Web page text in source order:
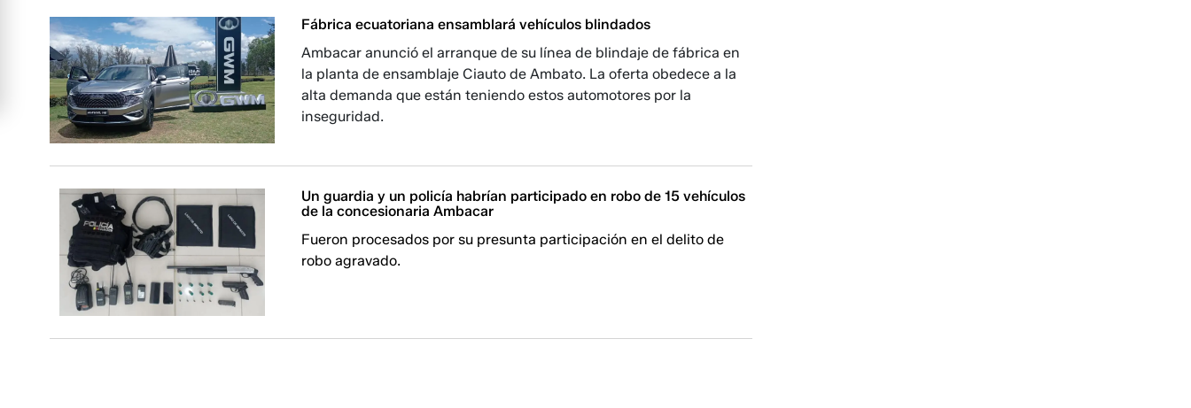
Fábrica ecuatoriana ensamblará vehículos blindados
Ambacar anunció el arranque de su línea de blindaje de fábrica en
la planta de ensamblaje Ciauto de Ambato. La oferta obedece a la
alta demanda que están teniendo estos automotores por la
inseguridad.
Un guardia y un policía habrían participado en robo de 15 vehículos
de la concesionaria Ambacar
Fueron procesados por su presunta participación en el delito de
robo agravado.